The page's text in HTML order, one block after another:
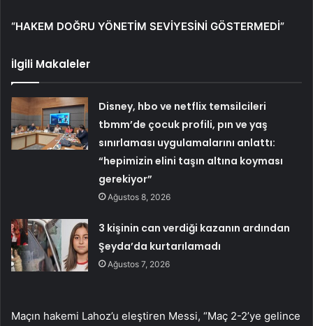
“HAKEM DOĞRU YÖNETİM SEVİYESİNİ GÖSTERMEDİ”
İlgili Makaleler
Disney, hbo ve netflix temsilcileri
tbmm’de çocuk profili, pın ve yaş
sınırlaması uygulamalarını anlattı:
“hepimizin elini taşın altına koyması
gerekiyor”
Ağustos 8, 2026
3 kişinin can verdiği kazanın ardından
Şeyda’da kurtarılamadı
Ağustos 7, 2026
Maçın hakemi Lahoz’u eleştiren Messi, “Maç 2-2’ye gelince